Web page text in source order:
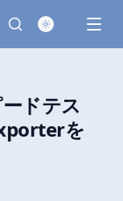
ドテス
を